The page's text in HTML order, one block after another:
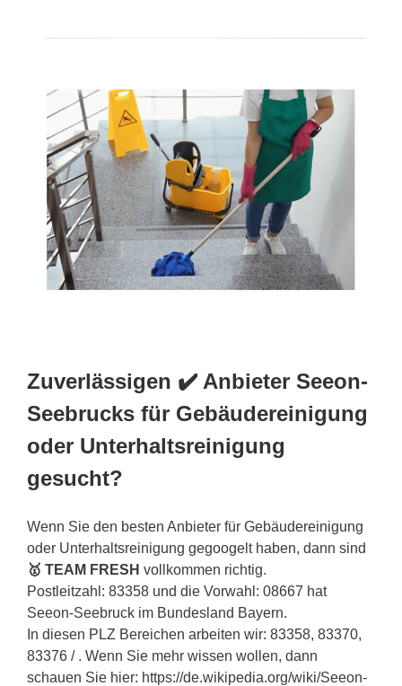
Zuverlässigen ✔️ Anbieter Seeon-
Seebrucks für Gebäudereinigung
oder Unterhaltsreinigung
gesucht?
Wenn Sie den besten Anbieter für Gebäudereinigung
oder Unterhaltsreinigung gegoogelt haben, dann sind
🥇 TEAM FRESH vollkommen richtig.
Postleitzahl: 83358 und die Vorwahl: 08667 hat
Seeon-Seebruck im Bundesland Bayern.
In diesen PLZ Bereichen arbeiten wir: 83358, 83370,
83376 / . Wenn Sie mehr wissen wollen, dann
schauen Sie hier: https://de.wikipedia.org/wiki/Seeon-